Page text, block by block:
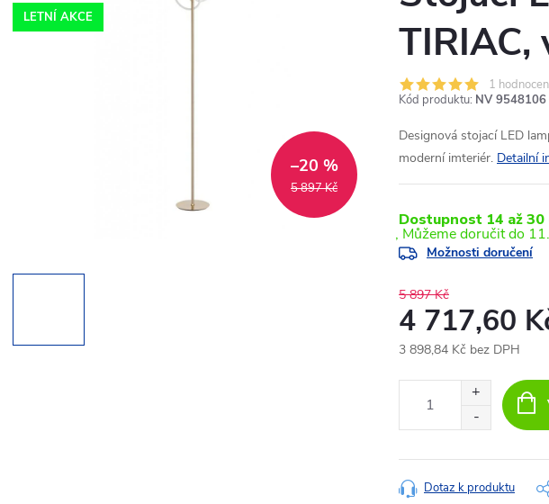
LETNÍ AKCE
5 897 Kč
–20 %
TIRIAC,
1
Kód produktu: NV 9548106
Designová stojací LED
moderní imteriér. Detailní
Dostupnost 14 až 30
Možnosti doručení
5 897 Kč
4 717,60
3 898,84 Kč bez DPH
Dotaz k produktu